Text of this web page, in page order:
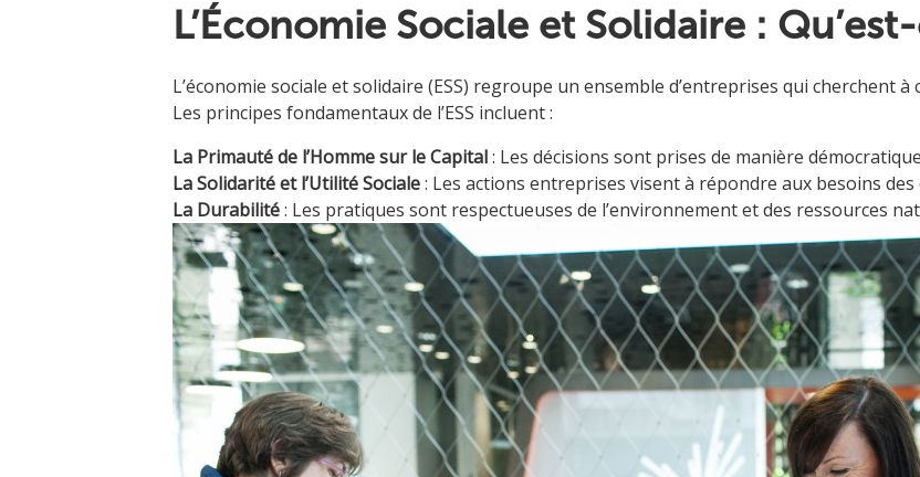
L’Économie Sociale et Solidaire :
L’économie sociale et solidaire (ESS) regroupe un ensemble d’entreprises qui cherchent
Les principes fondamentaux de l’ESS incluent :
La Primauté de l’Homme sur le Capital: Les décisions sont prises de manière
La Solidarité et l’Utilité Sociale: Les actions entreprises visent à répondre aux besoins
La Durabilité: Les pratiques sont respectueuses de l’environnement et des ressources